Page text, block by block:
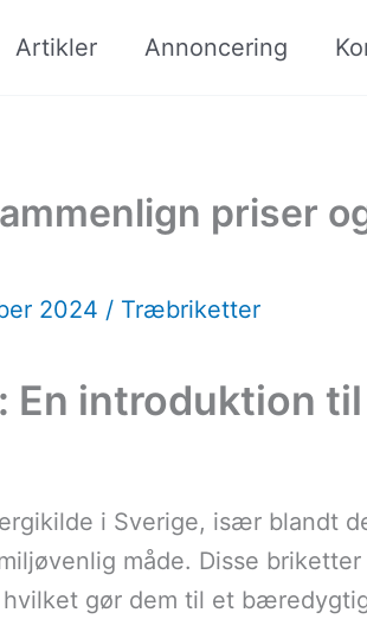
Artikler Annoncering
priser
2024 / Træbriketter
En introduktion til
i Sverige, især blandt
måde. Disse
gør dem til et